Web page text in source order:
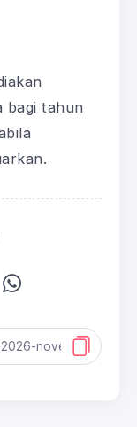
bagi tahun